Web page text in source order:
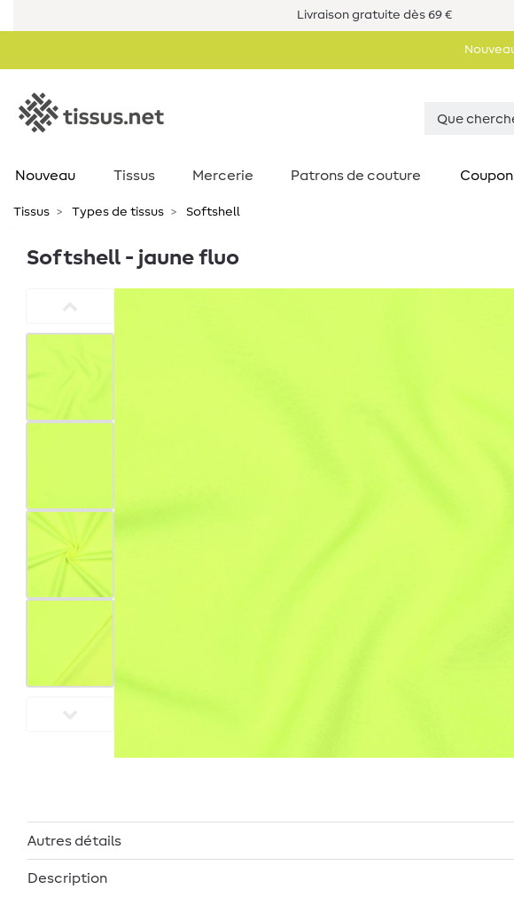
Livraison gratuite dès 69 €
Nouveau Tissus Mercerie Patrons de couture
Tissus Types de tissus Softshell
Softshell - jaune fluo
Autres détails
Description